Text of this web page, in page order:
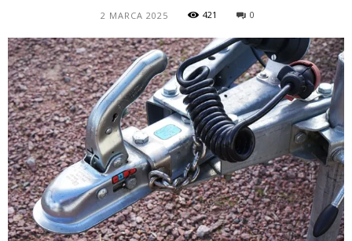
2 MARCA 2025 421 0